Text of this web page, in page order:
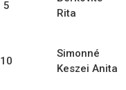
5
Rita
10
Simonné
Keszei Anita